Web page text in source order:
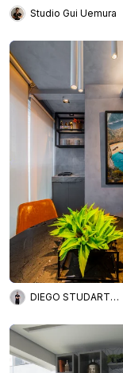
Studio Gui Uemura
DIEGO STUDART ARQUITETURA